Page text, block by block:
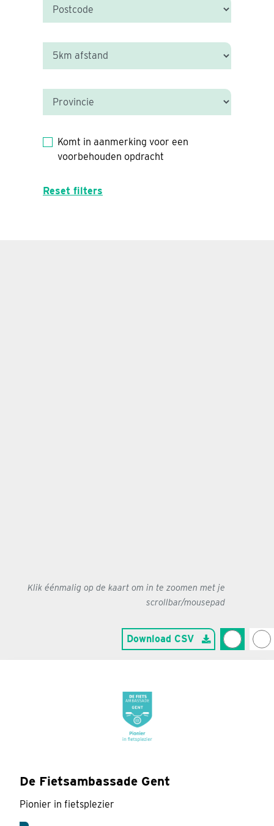
Komt in aanmerking voor een
voorbehouden opdracht
Reset filters
Klik éénmalig op de kaart om in te zoomen met je
scrollbar/mousepad
Download CSV
De Fietsambassade Gent
Pionier in fietsplezier